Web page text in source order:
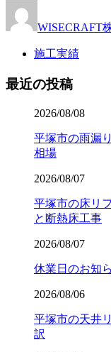
WISECRAFT
施工実績
最近の投稿
2026/08/08
平塚市の雨漏
相場
2026/08/07
平塚市の床リ
と断熱床工事
2026/08/07
休業日のお知
2026/08/06
平塚市の天井
訳